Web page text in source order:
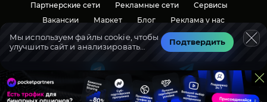
Партнерские сети Рекламные сети
Сервисы
Вакансии
Маркет Блог Реклама у нас
Социальные сети Обсуждения
Мы используем файлы cookie, чтобы
улучшить сайт и анализировать
Подтвердить